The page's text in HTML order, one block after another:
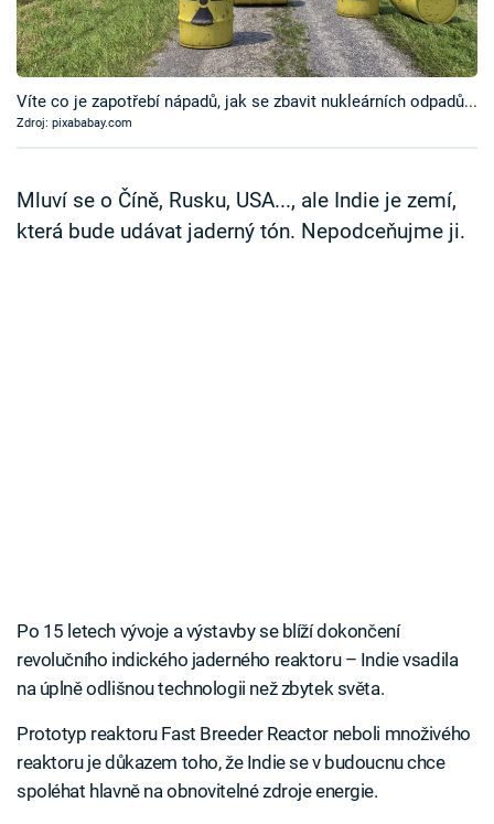
Časopis
Sledujte prima+
Sledujte nás
Víte co je zapotřebí nápadů, jak se zbavit nukleárních odpadů...
Zdroj: pixababay.com
Mluví se o Číně, Rusku, USA..., ale Indie je zemí,
která bude udávat jaderný tón. Nepodceňujme ji.
Po 15 letech vývoje a výstavby se blíží dokončení
revolučního indického jaderného reaktoru – Indie vsadila
na úplně odlišnou technologii než zbytek světa.
Prototyp reaktoru Fast Breeder Reactor neboli množivého
reaktoru je důkazem toho, že Indie se v budoucnu chce
spoléhat hlavně na obnovitelné zdroje energie.